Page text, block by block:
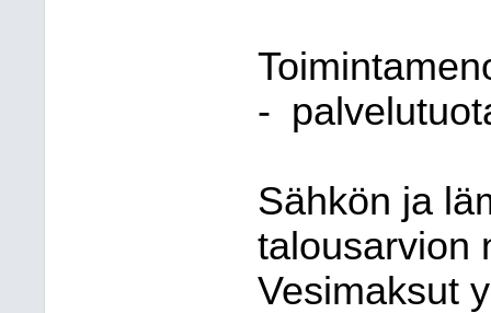
-
Sähkön ja
talousarvion
Vesimaksut